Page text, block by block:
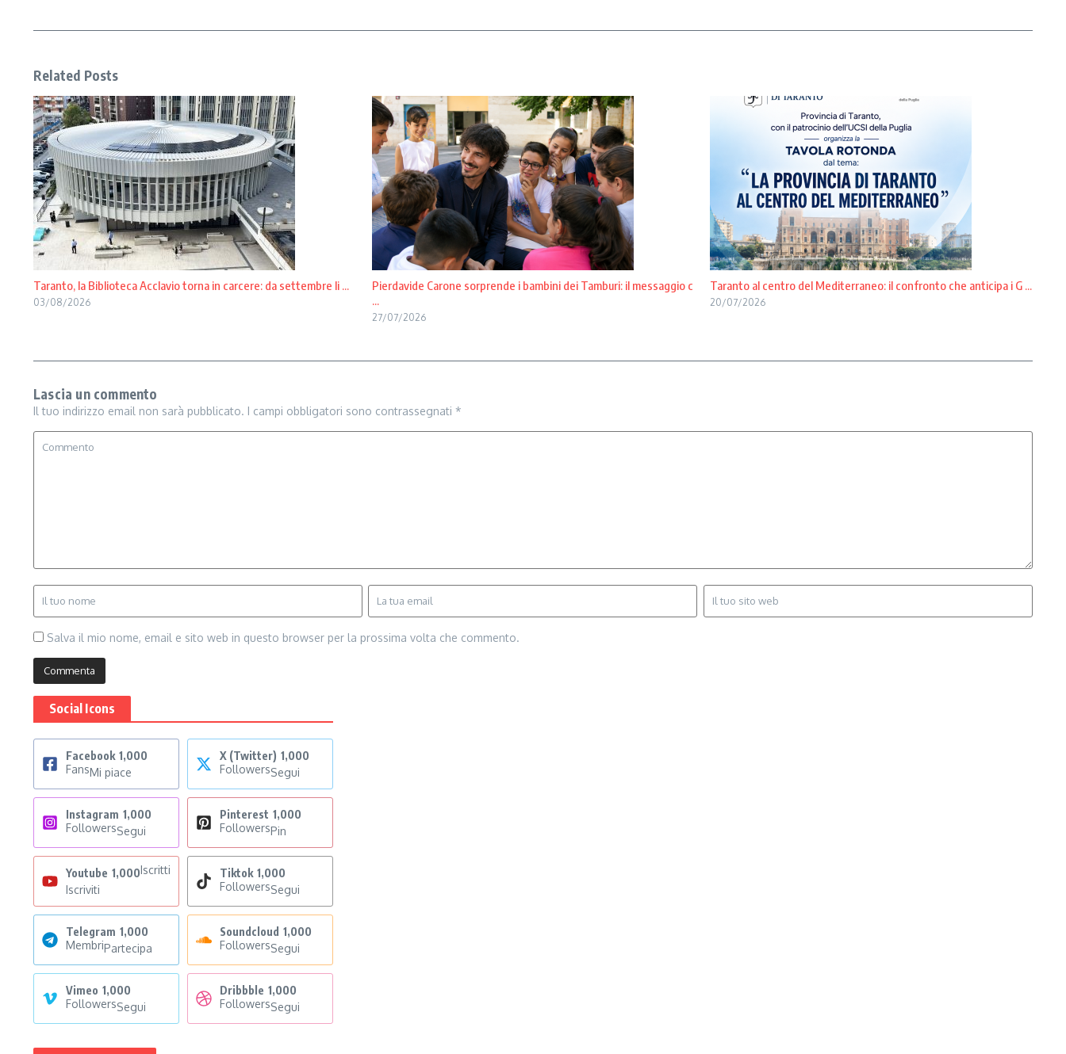
Related Posts
Taranto, la Biblioteca Acclavio torna in carcere: da settembre li ...
03/08/2026
Pierdavide Carone sorprende i bambini dei Tamburi: il messaggio c
...
27/07/2026
Taranto al centro del Mediterraneo: il confronto che anticipa i G ...
20/07/2026
Lascia un commento
Il tuo indirizzo email non sarà pubblicato. I campi obbligatori sono contrassegnati *
Salva il mio nome, email e sito web in questo browser per la prossima volta che commento.
Social Icons
Facebook 1,000
FansMi piace
X (Twitter) 1,000
FollowersSegui
Instagram 1,000
FollowersSegui
Pinterest 1,000
FollowersPin
Youtube 1,000Iscritti
Iscriviti
Tiktok 1,000
FollowersSegui
Telegram 1,000
MembriPartecipa
Soundcloud 1,000
FollowersSegui
Vimeo 1,000
FollowersSegui
Dribbble 1,000
FollowersSegui